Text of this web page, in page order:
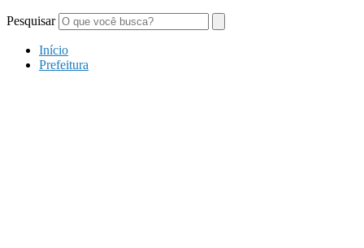
Pesquisar
Início
Prefeitura